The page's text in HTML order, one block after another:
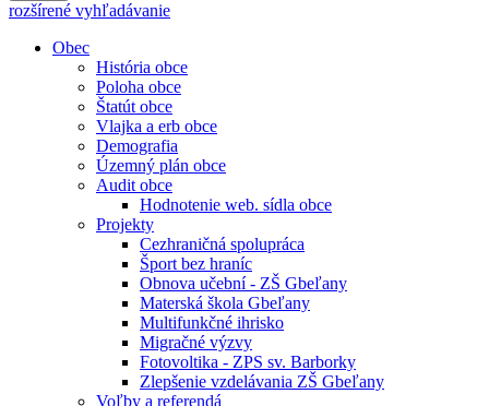
rozšírené vyhľadávanie
Obec
História obce
Poloha obce
Štatút obce
Vlajka a erb obce
Demografia
Územný plán obce
Audit obce
Hodnotenie web. sídla obce
Projekty
Cezhraničná spolupráca
Šport bez hraníc
Obnova učební - ZŠ Gbeľany
Materská škola Gbeľany
Multifunkčné ihrisko
Migračné výzvy
Fotovoltika - ZPS sv. Barborky
Zlepšenie vzdelávania ZŠ Gbeľany
Voľby a referendá